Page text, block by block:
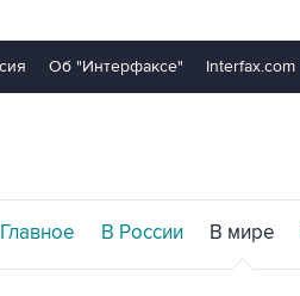
Об "Интерфаксе" Interfax.com
Главное В России В мире